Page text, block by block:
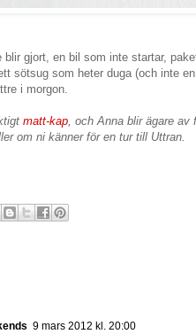
gjort, en bil som inte startar,
sötsug som heter duga (och inte
i morgon.
matt-kap , och Anna blir ägare av
om ni känner för en tur till Uttran.
9 mars 2012 kl. 20:00